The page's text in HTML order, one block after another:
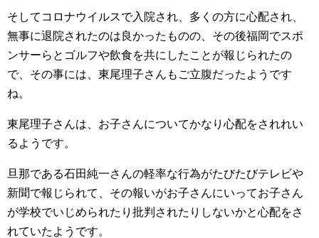
そしてコロナウイルスで入院され、多くの方に心配され、
無事に退院されたのは良かったものの、その後福岡でスポ
ンサーらとゴルフや飲食を共にしたことが報じられたの
で、その事には、東尾理子さんもご立腹だったようです
ね。
東尾理子さんは、お子さんについてかなり心配をされれい
るようです。
旦那である石田純一さんの軽率な行為がたびたびテレビや
新聞で報じられて、その報いがお子さんにいってお子さん
が学校でいじめられたり批判されたりしないかと心配をさ
れていたようです。